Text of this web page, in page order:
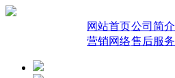
网站首页公司简介
营销网络售后服务